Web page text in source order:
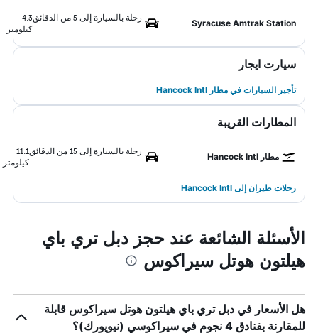
Syracuse Amtrak Station
رحلة بالسيارة إلى 5 من الدقائق
4.3
كيلومتر
سيارت ايجار
تأجير السيارات في مطار Hancock Intl
المطارات القريبة
مطار Hancock Intl
رحلة بالسيارة إلى 15 من الدقائق
11.1
كيلومتر
رحلات طيران إلى Hancock Intl
الأسئلة الشائعة عند حجز دبل تري باي
هيلتون هوتل سيراكوس
هل الأسعار في دبل تري باي هيلتون هوتل سيراكوس قابلة
للمقارنة بفنادق 4 نجوم في سيراكوسي (نيويورك)؟